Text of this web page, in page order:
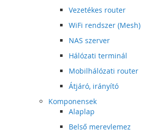
Vezetékes router
WiFi rendszer (Mesh)
NAS szerver
Hálózati terminál
Mobilhálózati router
Átjáró, irányító
Komponensek
Alaplap
Belső merevlemez